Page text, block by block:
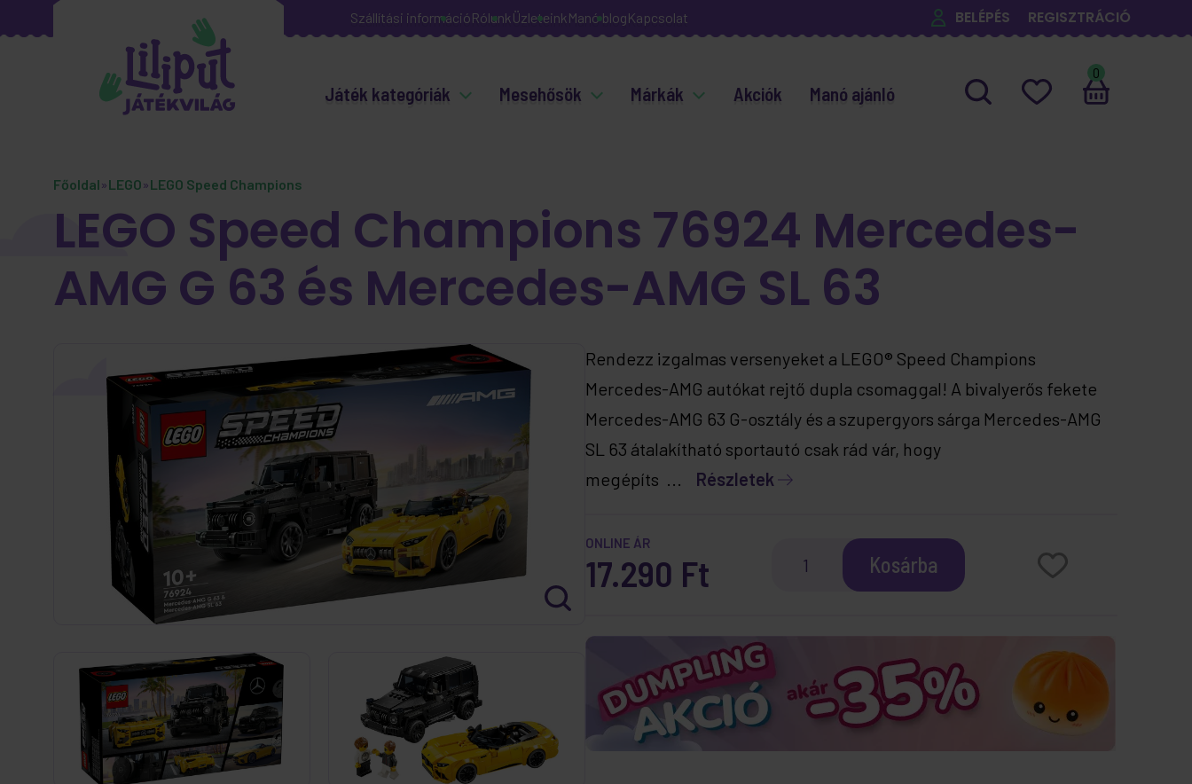
Szállítási információRólunk Üzleteink Manó blogKapcsolat BELÉPÉS REGISZTRÁCIÓ
Játék kategóriák Mesehősök Márkák Akciók Manó ajánló
0
Főoldal»LEGO»LEGO Speed Champions
LEGO Speed Champions 76924 Mercedes-
AMG G 63 és Mercedes-AMG SL 63
Rendezz izgalmas versenyeket a LEGO® Speed Champions
Mercedes-AMG autókat rejtő dupla csomaggal! A bivalyerős fekete
Mercedes-AMG 63 G-osztály és a szupergyors sárga Mercedes-AMG
SL 63 átalakítható sportautó csak rád vár, hogy
megépíts ... Részletek
ONLINE ÁR
17.290 Ft Kosárba